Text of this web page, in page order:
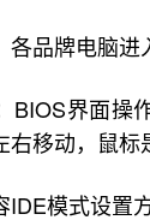
各品牌电脑进
BIOS界面操
移动，鼠标
IDE模式设置